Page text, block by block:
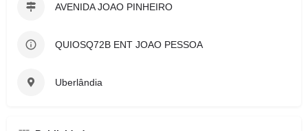
AVENIDA JOAO PINHEIRO
QUIOSQ72B ENT JOAO PESSOA
Uberlândia